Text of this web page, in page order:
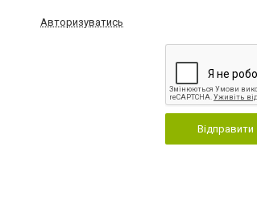
Авторизуватись
Відправити